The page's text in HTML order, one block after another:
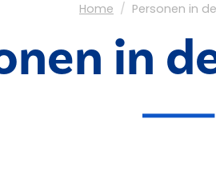
Home Personen in
in